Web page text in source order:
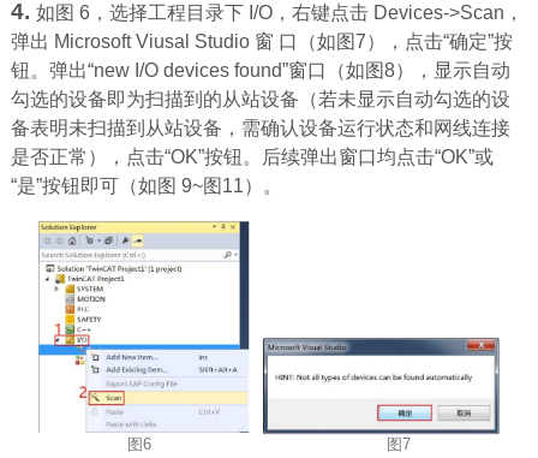
4. 如图 6，选择工程目录下 I/O，右键点击 Devices->Scan，
弹出 Microsoft Viusal Studio 窗 口（如图7），点击“确定”按
钮。弹出“new I/O devices found”窗口（如图8），显示自动
勾选的设备即为扫描到的从站设备（若未显示自动勾选的设
备表明未扫描到从站设备，需确认设备运行状态和网线连接
是否正常），点击“OK”按钮。后续弹出窗口均点击“OK”或
“是”按钮即可（如图 9~图11）。
图6 图7